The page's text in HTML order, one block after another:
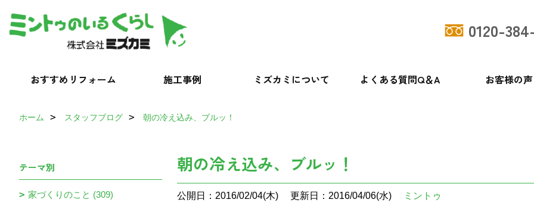
0120-
おすすめリフォーム 施工事例 ミズカミについて よくある質問Q＆A お客様の声
ホーム スタッフブログ 朝の冷え込み、ブルッ！
朝の冷え込み、ブルッ！
公開日：2016/02/04(木) 更新日：2016/04/06(水) ミントゥ
テーマ別
家づくりのこと (309)